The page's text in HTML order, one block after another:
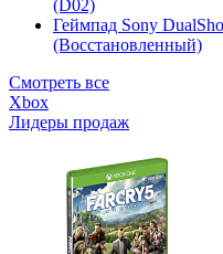
(D02)
Геймпад Sony
(Восстановленный)
Смотреть все
Xbox
Лидеры продаж